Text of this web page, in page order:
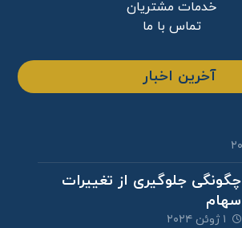
خدمات مشتریان
تماس با ما
آخرین اخبار
چگونگی جلوگیری از تغییرات
سهام
۱ ژوئن ۲۰۲۴